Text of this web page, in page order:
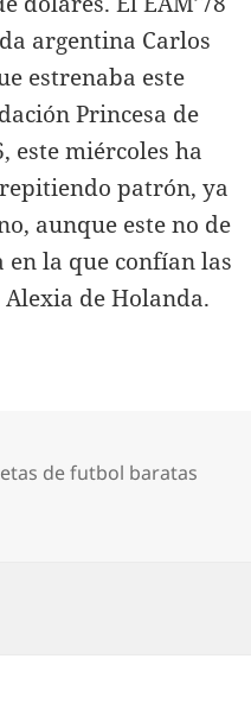
argentina Carlos
estrenaba este
Princesa de
este miércoles ha
patrón, ya
aunque este no de
la que confían las
Alexia de Holanda.
de futbol baratas